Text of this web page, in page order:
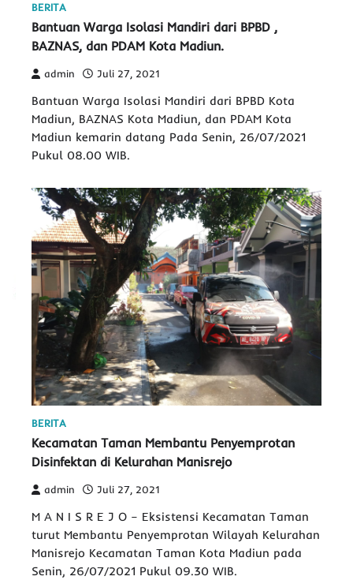
BERITA
Bantuan Warga Isolasi Mandiri dari BPBD ,
BAZNAS, dan PDAM Kota Madiun.
admin Juli 27, 2021
Bantuan Warga Isolasi Mandiri dari BPBD Kota
Madiun, BAZNAS Kota Madiun, dan PDAM Kota
Madiun kemarin datang Pada Senin, 26/07/2021
Pukul 08.00 WIB.
BERITA
Kecamatan Taman Membantu Penyemprotan
Disinfektan di Kelurahan Manisrejo
admin Juli 27, 2021
M A N I S R E J O – Eksistensi Kecamatan Taman
turut Membantu Penyemprotan Wilayah Kelurahan
Manisrejo Kecamatan Taman Kota Madiun pada
Senin, 26/07/2021 Pukul 09.30 WIB.